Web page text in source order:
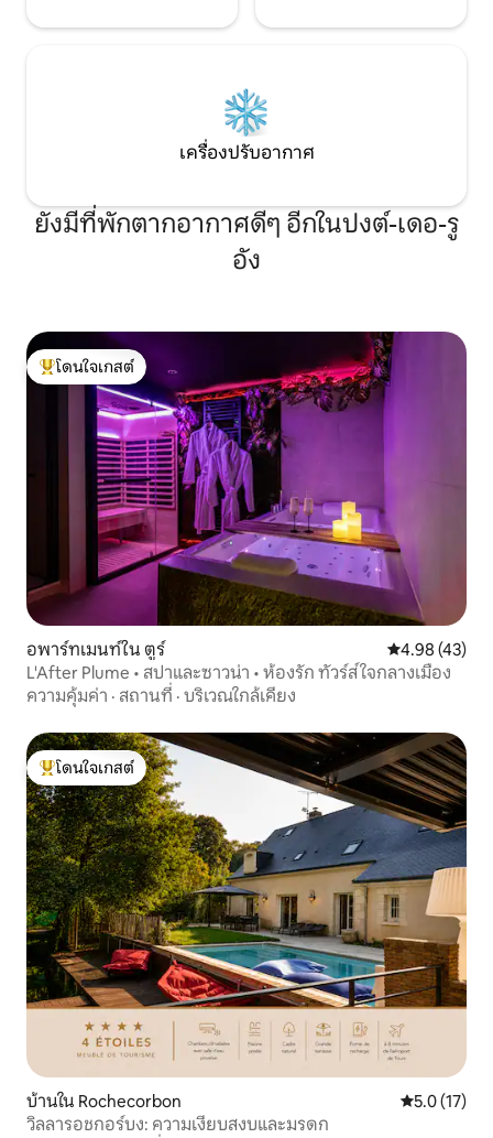
หรือเข้าร่วมกิจกรรมหรือคอนเสิร์ตของม้า
เหล่านี้ได้อย่างง่ายดายตามคำขอหรือโดย
การดู (อินเทอร์เน็ตเว็บไซต์ rajouter le)
ตลาดท้องถิ่นและร้านค้าอยู่ห่างออกไป
หรือปลายสัปดาห์เท่านั้น มีปฏิทินพร้อม
กิจกรรมทางวัฒนธรรมและกีฬาหลักใน Val
de Loire เมื่อคุณมาถึงคุณจะพบแพ็คเกจ
ต้อนรับที่มีสิ่งของเช่นน้ำตาลกาแฟชานม
เครื่องปรับอากาศ
ยังมีที่พักตากอากาศดีๆ อีกในปงต์-เดอ-รู
อัง
โดนใจเกสต์ที่สุด
โดนใจเกสต์
อพาร์ทเมนท์ใน ตูร์ คะแนนเฉลี่ย
4.98 (43)
L'After Plume • สปาและซาวน่า • ห้องรัก ทัวร์ส์ ใจกลางเมือง
ความคุ้มค่า · สถานที่ · บริเวณใกล้เคียง
โดนใจเกสต์ที่สุด
โดนใจเกสต์
บ้านใน Rochecorbon คะแนนเฉลี่ย
5.0 (17)
วิลลารอชกอร์บง: ความเงียบสงบและมรดก